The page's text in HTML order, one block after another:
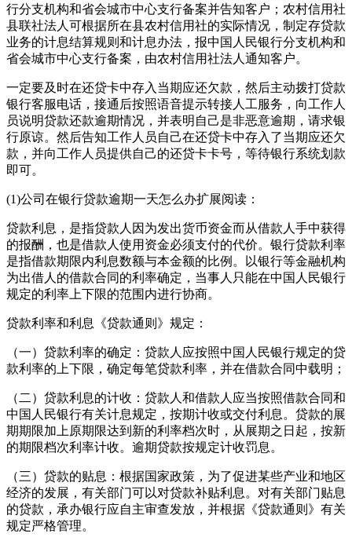
行分支机构和省会城市中心支行备案并告知客户；农村信用社
县联社法人可根据所在县农村信用社的实际情况，制定存贷款
业务的计息结算规则和计息办法，报中国人民银行分支机构和
省会城市中心支行备案，由农村信用社法人通知客户。
一定要及时在还贷卡中存入当期应还欠款，然后主动拨打贷款
银行客服电话，接通后按照语音提示转接人工服务，向工作人
员说明贷款还款逾期情况，并表明自己是非恶意逾期，请求银
行原谅。然后告知工作人员自己在还贷卡中存入了当期应还欠
款，并向工作人员提供自己的还贷卡卡号，等待银行系统划款
即可。
(1)公司在银行贷款逾期一天怎么办扩展阅读：
贷款利息，是指贷款人因为发出货币资金而从借款人手中获得
的报酬，也是借款人使用资金必须支付的代价。银行贷款利率
是指借款期限内利息数额与本金额的比例。以银行等金融机构
为出借人的借款合同的利率确定，当事人只能在中国人民银行
规定的利率上下限的范围内进行协商。
贷款利率和利息《贷款通则》规定：
（一）贷款利率的确定：贷款人应按照中国人民银行规定的贷
款利率的上下限，确定每笔贷款利率，并在借款合同中载明；
（二）贷款利息的计收：贷款人和借款人应当按照借款合同和
中国人民银行有关计息规定，按期计收或交付利息。贷款的展
期期限加上原期限达到新的利率档次时，从展期之日起，按新
的期限档次利率计收。逾期贷款按规定计收罚息。
（三）贷款的贴息：根据国家政策，为了促进某些产业和地区
经济的发展，有关部门可以对贷款补贴利息。对有关部门贴息
的贷款，承办银行应自主审查发放，并根据《贷款通则》有关
规定严格管理。